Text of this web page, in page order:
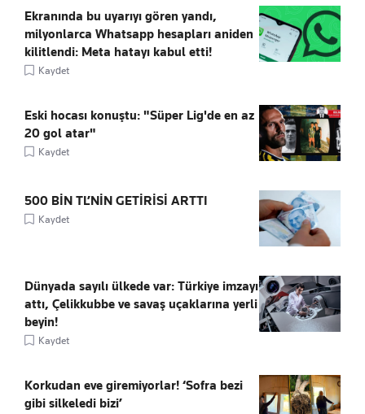
Ekranında bu uyarıyı gören yandı,
milyonlarca Whatsapp hesapları aniden
kilitlendi: Meta hatayı kabul etti!
Kaydet
Eski hocası konuştu: "Süper Lig'de en az
20 gol atar"
Kaydet
500 BİN TL’NİN GETİRİSİ ARTTI
Kaydet
Dünyada sayılı ülkede var: Türkiye imzayı
attı, Çelikkubbe ve savaş uçaklarına yerli
beyin!
Kaydet
Korkudan eve giremiyorlar! ‘Sofra bezi
gibi silkeledi bizi’